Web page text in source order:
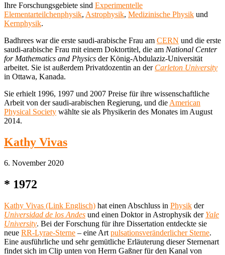
Ihre Forschungsgebiete sind Experimentelle
Elementarteilchenphysik, Astrophysik, Medizinische Physik und
Kernphysik.
Badhrees war die erste saudi-arabische Frau am CERN und die erste
saudi-arabische Frau mit einem Doktortitel, die am National Center
for Mathematics and Physics der König-Abdulaziz-Universität
arbeitet. Sie ist außerdem Privatdozentin an der Carleton University
in Ottawa, Kanada.
Sie erhielt 1996, 1997 und 2007 Preise für ihre wissenschaftliche
Arbeit von der saudi-arabischen Regierung, und die American
Physical Society wählte sie als Physikerin des Monates im August
2014.
Kathy Vivas
6. November 2020
* 1972
Kathy Vivas (Link Englisch) hat einen Abschluss in Physik der
Universidad de los Andes und einen Doktor in Astrophysik der Yale
University. Bei der Forschung für ihre Dissertation entdeckte sie
neue RR-Lyrae-Sterne – eine Art pulsationsveränderlicher Sterne.
Eine ausführliche und sehr gemütliche Erläuterung dieser Sternenart
findet sich im Clip unten von Herrn Gaßner für den Kanal von